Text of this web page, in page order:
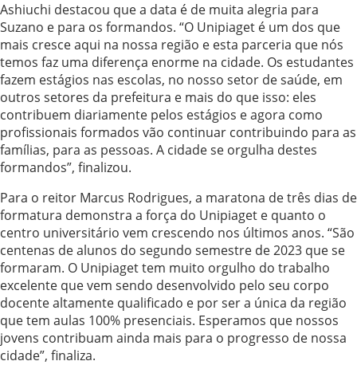
Ashiuchi destacou que a data é de muita alegria para
Suzano e para os formandos. “O Unipiaget é um dos que
mais cresce aqui na nossa região e esta parceria que nós
temos faz uma diferença enorme na cidade. Os estudantes
fazem estágios nas escolas, no nosso setor de saúde, em
outros setores da prefeitura e mais do que isso: eles
contribuem diariamente pelos estágios e agora como
profissionais formados vão continuar contribuindo para as
famílias, para as pessoas. A cidade se orgulha destes
formandos”, finalizou.
Para o reitor Marcus Rodrigues, a maratona de três dias de
formatura demonstra a força do Unipiaget e quanto o
centro universitário vem crescendo nos últimos anos. “São
centenas de alunos do segundo semestre de 2023 que se
formaram. O Unipiaget tem muito orgulho do trabalho
excelente que vem sendo desenvolvido pelo seu corpo
docente altamente qualificado e por ser a única da região
que tem aulas 100% presenciais. Esperamos que nossos
jovens contribuam ainda mais para o progresso de nossa
cidade”, finaliza.